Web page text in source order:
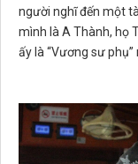
người nghĩ đến một
mình là A Thành, họ
ấy là “Vương sư phụ”